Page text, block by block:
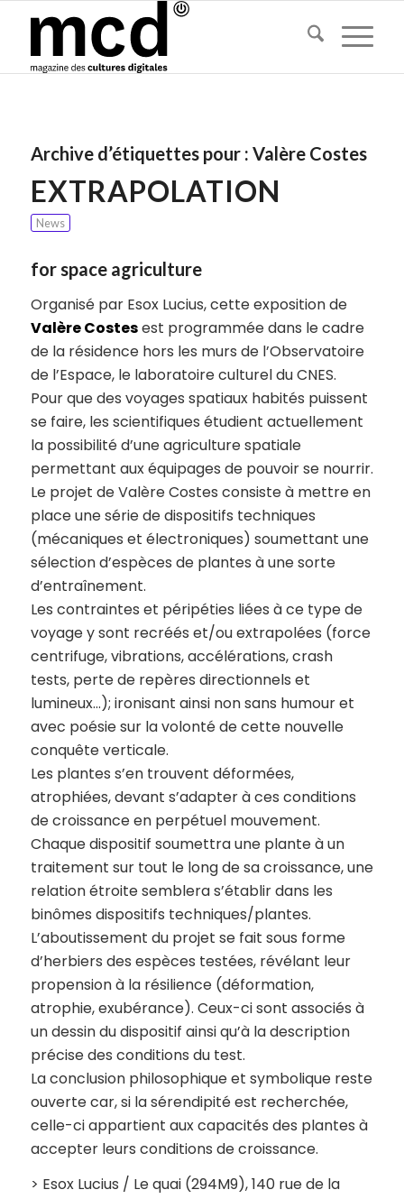
Archive d’étiquettes pour : Valère Costes
EXTRAPOLATION
News
for space agriculture
Organisé par Esox Lucius, cette exposition de
Valère Costesest programmée dans le cadre
de la résidence hors les murs de l’Observatoire
de l’Espace, le laboratoire culturel du CNES.
Pour que des voyages spatiaux habités puissent
se faire, les scientifiques étudient actuellement
la possibilité d’une agriculture spatiale
permettant aux équipages de pouvoir se nourrir.
Le projet de Valère Costes consiste à mettre en
place une série de dispositifs techniques
(mécaniques et électroniques) soumettant une
sélection d’espèces de plantes à une sorte
d’entraînement.
Les contraintes et péripéties liées à ce type de
voyage y sont recréés et/ou extrapolées (force
centrifuge, vibrations, accélérations, crash
tests, perte de repères directionnels et
lumineux…); ironisant ainsi non sans humour et
avec poésie sur la volonté de cette nouvelle
conquête verticale.
Les plantes s’en trouvent déformées,
atrophiées, devant s’adapter à ces conditions
de croissance en perpétuel mouvement.
Chaque dispositif soumettra une plante à un
traitement sur tout le long de sa croissance, une
relation étroite semblera s’établir dans les
binômes dispositifs techniques/plantes.
L’aboutissement du projet se fait sous forme
d’herbiers des espèces testées, révélant leur
propension à la résilience (déformation,
atrophie, exubérance). Ceux-ci sont associés à
un dessin du dispositif ainsi qu’à la description
précise des conditions du test.
La conclusion philosophique et symbolique reste
ouverte car, si la sérendipité est recherchée,
celle-ci appartient aux capacités des plantes à
accepter leurs conditions de croissance.
> Esox Lucius / Le quai (294M9), 140 rue de la